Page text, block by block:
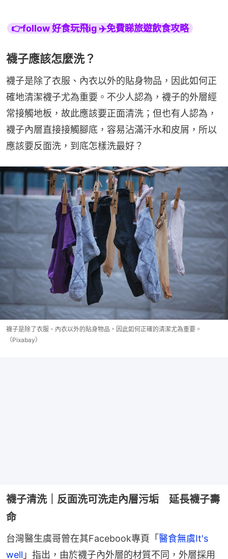
👉follow 好食玩飛ig ✈️免費睇旅遊飲食攻略
襪子應該怎麼洗？
襪子是除了衣服、內衣以外的貼身物品，因此如何正
確地清潔襪子尤為重要。不少人認為，襪子的外層經
常接觸地板，故此應該要正面清洗；但也有人認為，
襪子內層直接接觸腳底，容易沾滿汗水和皮屑，所以
應該要反面洗，到底怎樣洗最好？
襪子是除了衣服、內衣以外的貼身物品，因此如何正確的清潔尤為重要。
（Pixabay）
襪子清洗｜反面洗可洗走內層污垢 延長襪子壽
命
台灣醫生虞哥曾在其Facebook專頁「 醫食無虞It's
well 」指出，由於襪子內外層的材質不同，外層採用